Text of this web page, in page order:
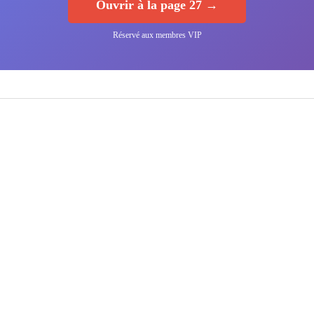
Ouvrir à la page 27 →
Réservé aux membres VIP